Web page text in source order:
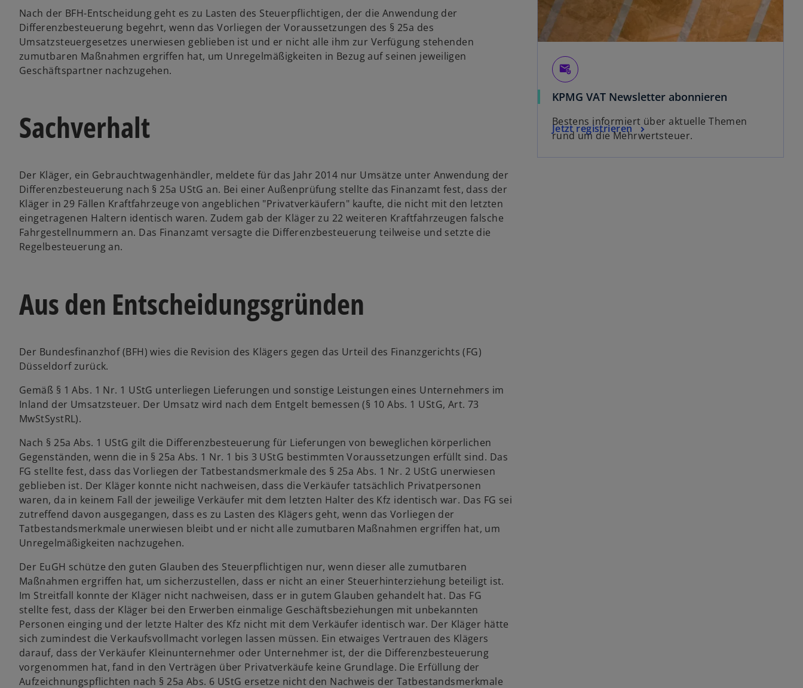
Nach der BFH-Entscheidung geht es zu Lasten des Steuerpflichtigen, der die Anwendung der
Differenzbesteuerung begehrt, wenn das Vorliegen der Voraussetzungen des § 25a des
Umsatzsteuergesetzes unerwiesen geblieben ist und er nicht alle ihm zur Verfügung stehenden
zumutbaren Maßnahmen ergriffen hat, um Unregelmäßigkeiten in Bezug auf seinen jeweiligen
Geschäftspartner nachzugehen.
Sachverhalt
Der Kläger, ein Gebrauchtwagenhändler, meldete für das Jahr 2014 nur Umsätze unter Anwendung der
Differenzbesteuerung nach § 25a UStG an. Bei einer Außenprüfung stellte das Finanzamt fest, dass der
Kläger in 29 Fällen Kraftfahrzeuge von angeblichen "Privatverkäufern" kaufte, die nicht mit den letzten
eingetragenen Haltern identisch waren. Zudem gab der Kläger zu 22 weiteren Kraftfahrzeugen falsche
Fahrgestellnummern an. Das Finanzamt versagte die Differenzbesteuerung teilweise und setzte die
Regelbesteuerung an.
Aus den Entscheidungsgründen
Der Bundesfinanzhof (BFH) wies die Revision des Klägers gegen das Urteil des Finanzgerichts (FG)
Düsseldorf zurück.
Gemäß § 1 Abs. 1 Nr. 1 UStG unterliegen Lieferungen und sonstige Leistungen eines Unternehmers im
Inland der Umsatzsteuer. Der Umsatz wird nach dem Entgelt bemessen (§ 10 Abs. 1 UStG, Art. 73
MwStSystRL).
Nach § 25a Abs. 1 UStG gilt die Differenzbesteuerung für Lieferungen von beweglichen körperlichen
Gegenständen, wenn die in § 25a Abs. 1 Nr. 1 bis 3 UStG bestimmten Voraussetzungen erfüllt sind. Das
FG stellte fest, dass das Vorliegen der Tatbestandsmerkmale des § 25a Abs. 1 Nr. 2 UStG unerwiesen
geblieben ist. Der Kläger konnte nicht nachweisen, dass die Verkäufer tatsächlich Privatpersonen
waren, da in keinem Fall der jeweilige Verkäufer mit dem letzten Halter des Kfz identisch war. Das FG sei
zutreffend davon ausgegangen, dass es zu Lasten des Klägers geht, wenn das Vorliegen der
Tatbestandsmerkmale unerwiesen bleibt und er nicht alle zumutbaren Maßnahmen ergriffen hat, um
Unregelmäßigkeiten nachzugehen.
Der EuGH schütze den guten Glauben des Steuerpflichtigen nur, wenn dieser alle zumutbaren
Maßnahmen ergriffen hat, um sicherzustellen, dass er nicht an einer Steuerhinterziehung beteiligt ist.
Im Streitfall konnte der Kläger nicht nachweisen, dass er in gutem Glauben gehandelt hat. Das FG
stellte fest, dass der Kläger bei den Erwerben einmalige Geschäftsbeziehungen mit unbekannten
Personen einging und der letzte Halter des Kfz nicht mit dem Verkäufer identisch war. Der Kläger hätte
sich zumindest die Verkaufsvollmacht vorlegen lassen müssen. Ein etwaiges Vertrauen des Klägers
darauf, dass der Verkäufer Kleinunternehmer oder Unternehmer ist, der die Differenzbesteuerung
vorgenommen hat, fand in den Verträgen über Privatverkäufe keine Grundlage. Die Erfüllung der
Aufzeichnungspflichten nach § 25a Abs. 6 UStG ersetze nicht den Nachweis der Tatbestandsmerkmale
attach_email
KPMG VAT Newsletter abonnieren
Bestens informiert über aktuelle Themen
rund um die Mehrwertsteuer.
Jetzt registrieren